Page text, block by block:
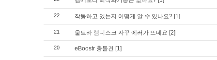
22 작동하고 있는지 어떻게 알 수 있나요? [1]
21 울트라 램디스크 자꾸 에러가 뜨네요 [2]
20 eBoostr 충돌건 [1]